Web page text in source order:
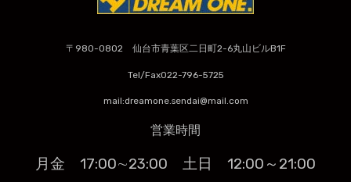
〒980-0802 仙台市青葉区二日町2-6丸山ビルB1F
Tel/Fax022-796-5725
mail:dreamone.sendai@mail.com
営業時間
月金 17:00∼23:00 土日 12:00～21:00